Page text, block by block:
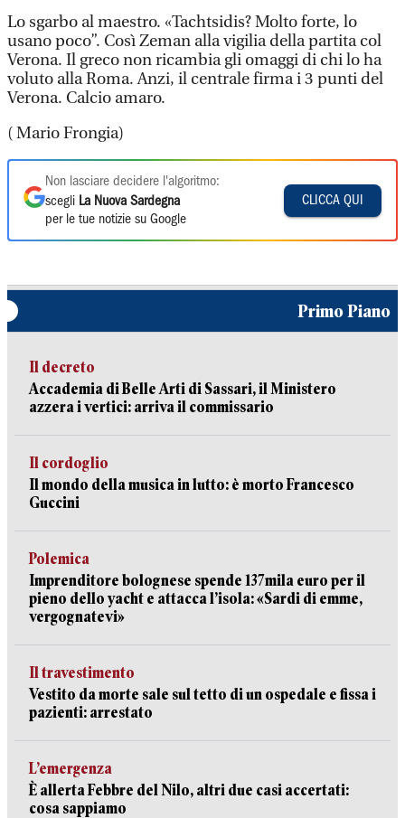
Lo sgarbo al maestro. «Tachtsidis? Molto forte, lo
usano poco”. Così Zeman alla vigilia della partita col
Verona. Il greco non ricambia gli omaggi di chi lo ha
voluto alla Roma. Anzi, il centrale firma i 3 punti del
Verona. Calcio amaro.
( Mario Frongia)
Non lasciare decidere l'algoritmo:
scegli La Nuova Sardegna
per le tue notizie su Google
CLICCA QUI
Primo Piano
Il decreto
Accademia di Belle Arti di Sassari, il Ministero
azzera i vertici: arriva il commissario
Il cordoglio
Il mondo della musica in lutto: è morto Francesco
Guccini
Polemica
Imprenditore bolognese spende 137mila euro per il
pieno dello yacht e attacca l’isola: «Sardi di emme,
vergognatevi»
Il travestimento
Vestito da morte sale sul tetto di un ospedale e fissa i
pazienti: arrestato
L’emergenza
È allerta Febbre del Nilo, altri due casi accertati:
cosa sappiamo